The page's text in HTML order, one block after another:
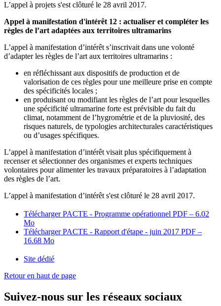
L’appel à projets s'est clôturé le 28 avril 2017.
Appel à manifestation d'intérêt 12 : actualiser et compléter les
règles de l’art adaptées aux territoires ultramarins
L’appel à manifestation d’intérêt s’inscrivait dans une volonté
d’adapter les règles de l’art aux territoires ultramarins :
en réfléchissant aux dispositifs de production et de
valorisation de ces règles pour une meilleure prise en compte
des spécificités locales ;
en produisant ou modifiant les règles de l’art pour lesquelles
une spécificité ultramarine forte est prévisible du fait du
climat, notamment de l’hygrométrie et de la pluviosité, des
risques naturels, de typologies architecturales caractéristiques
ou d’usages spécifiques.
L’appel à manifestation d’intérêt visait plus spécifiquement à
recenser et sélectionner des organismes et experts techniques
volontaires pour alimenter les travaux préparatoires à l’adaptation
des règles de l’art.
L’appel à manifestation d’intérêt s'est clôturé le 28 avril 2017.
Télécharger PACTE - Programme opérationnel PDF – 6.02
Mo
Télécharger PACTE - Rapport d'étape - juin 2017 PDF –
16.68 Mo
Site dédié
Retour en haut de page
Suivez-nous sur les réseaux sociaux